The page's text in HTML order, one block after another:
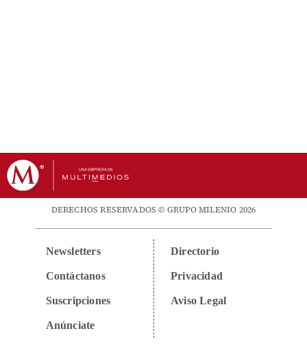
DERECHOS RESERVADOS © GRUPO MILENIO 2026
Newsletters
Contáctanos
Suscripciones
Anúnciate
Directorio
Privacidad
Aviso Legal